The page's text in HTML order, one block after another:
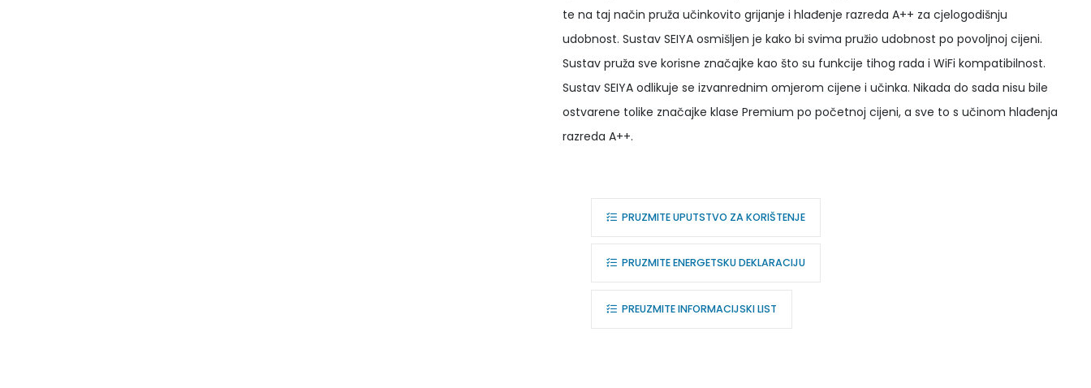
te na taj način pruža učinkovito grijanje i hlađenje razreda A++ za cjelogodišnju
udobnost. Sustav SEIYA osmišljen je kako bi svima pružio udobnost po povoljnoj cijeni.
Sustav pruža sve korisne značajke kao što su funkcije tihog rada i WiFi kompatibilnost.
Sustav SEIYA odlikuje se izvanrednim omjerom cijene i učinka. Nikada do sada nisu bile
ostvarene tolike značajke klase Premium po početnoj cijeni, a sve to s učinom hlađenja
razreda A++.
PRUZMITE UPUTSTVO ZA KORIŠTENJE
PRUZMITE ENERGETSKU DEKLARACIJU
PREUZMITE INFORMACIJSKI LIST